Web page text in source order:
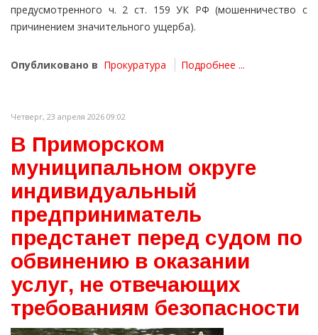
предусмотренного ч. 2 ст. 159 УК РФ (мошенничество с
причинением значительного ущерба).
Опубликовано в Прокуратура Подробнее ...
Четверг, 23 апреля 2026 09:02
В Приморском
муниципальном округе
индивидуальный
предприниматель
предстанет перед судом по
обвинению в оказании
услуг, не отвечающих
требованиям безопасности